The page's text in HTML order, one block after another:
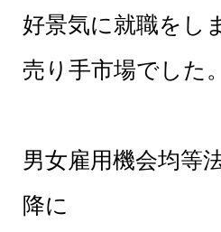
好景気に就職をし
売り手市場でした。
男女雇用機会均等
降に